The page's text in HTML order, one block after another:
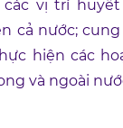
vị trí
cả nước; cung
hiện các
và ngoài